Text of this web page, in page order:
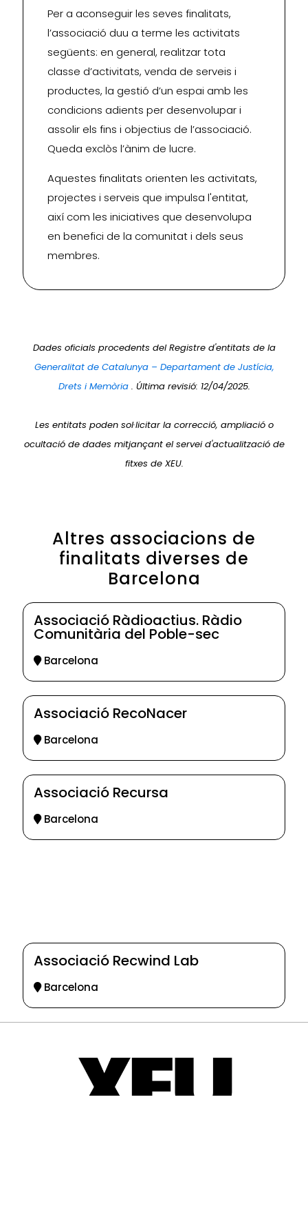
Per a aconseguir les seves finalitats,
l’associació duu a terme les activitats
següents: en general, realitzar tota
classe d’activitats, venda de serveis i
productes, la gestió d’un espai amb les
condicions adients per desenvolupar i
assolir els fins i objectius de l’associació.
Queda exclòs l’ànim de lucre.
Aquestes finalitats orienten les activitats,
projectes i serveis que impulsa l'entitat,
així com les iniciatives que desenvolupa
en benefici de la comunitat i dels seus
membres.
Dades oficials procedents del Registre d'entitats de la
Generalitat de Catalunya – Departament de Justícia,
Drets i Memòria . Última revisió: 12/04/2025.
Les entitats poden sol·licitar la correcció, ampliació o
ocultació de dades mitjançant el servei d'actualització de
fitxes de XEU.
Altres associacions de
finalitats diverses de
Barcelona
Associació Ràdioactius. Ràdio
Comunitària del Poble-sec
Barcelona
Associació RecoNacer
Barcelona
Associació Recursa
Barcelona
Associació Recwind Lab
Barcelona